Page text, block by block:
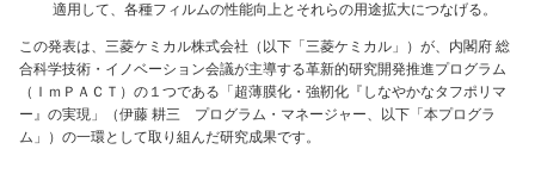
適用して、各種フィルムの性能向上とそれらの用途拡大につなげる。
この発表は、三菱ケミカル株式会社（以下「三菱ケミカル」）が、内閣府 総
合科学技術・イノベーション会議が主導する革新的研究開発推進プログラム
（ＩｍＰＡＣＴ）の１つである「超薄膜化・強靭化『しなやかなタフポリマ
ー』の実現」（伊藤 耕三 プログラム・マネージャー、以下「本プログラ
ム」）の一環として取り組んだ研究成果です。